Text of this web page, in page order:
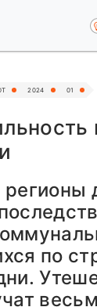
2024 01
регионы
по